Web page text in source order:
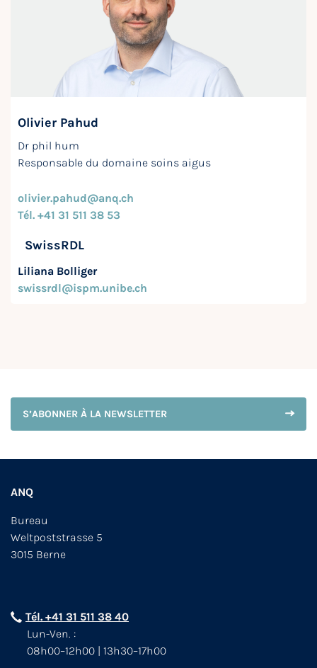
Olivier Pahud
Dr phil hum
Responsable du domaine soins aigus
olivier.pahud@anq.ch
Tél. +41 31 511 38 53
SwissRDL
Liliana Bolliger
swissrdl@ispm.unibe.ch
S’ABONNER À LA NEWSLETTER
ANQ
Bureau
Weltpoststrasse 5
3015 Berne
Tél. +41 31 511 38 40
Lun-Ven. :
08h00–12h00 | 13h30–17h00